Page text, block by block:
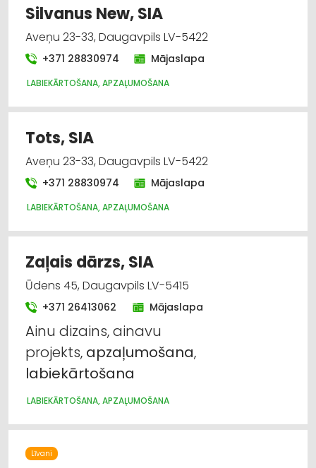
Silvanus New, SIA
Aveņu 23-33, Daugavpils LV-5422
+371 28830974 Mājaslapa
LABIEKĀRTOŠANA, APZAĻUMOŠANA
Tots, SIA
Aveņu 23-33, Daugavpils LV-5422
+371 28830974 Mājaslapa
LABIEKĀRTOŠANA, APZAĻUMOŠANA
Zaļais dārzs, SIA
Ūdens 45, Daugavpils LV-5415
+371 26413062 Mājaslapa
Ainu dizains, ainavu
projekts, apzaļumošana,
labiekārtošana
LABIEKĀRTOŠANA, APZAĻUMOŠANA
Līvani